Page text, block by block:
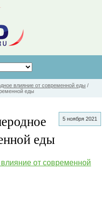
влияние от современной еды /
еды
5 ноября 2021
еды